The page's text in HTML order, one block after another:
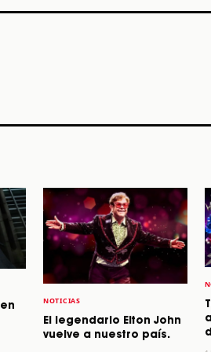
NOTICIAS
El legendario Elton John
vuelve a nuestro país.